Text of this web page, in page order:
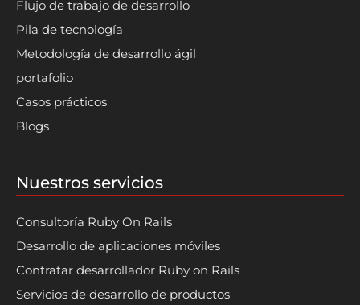
Flujo de trabajo de desarrollo
Pila de tecnología
Metodología de desarrollo ágil
portafolio
Casos prácticos
Blogs
Nuestros servicios
Consultoría Ruby On Rails
Desarrollo de aplicaciones móviles
Contratar desarrollador Ruby on Rails
Servicios de desarrollo de productos